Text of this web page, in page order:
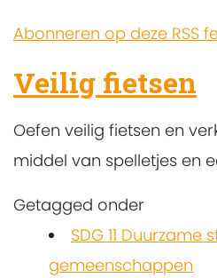
Abonneren op deze RSS
Veilig fietsen
Oefen veilig fietsen en
middel van spelletjes en
Getagged onder
SDG 11 Duurzame
gemeenschappen